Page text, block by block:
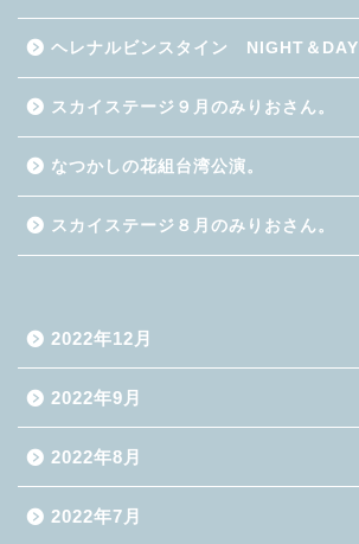
ヘレナルビンスタイン NIGHT＆DAY
スカイステージ９月のみりおさん。
なつかしの花組台湾公演。
スカイステージ８月のみりおさん。
2022年12月
2022年9月
2022年8月
2022年7月